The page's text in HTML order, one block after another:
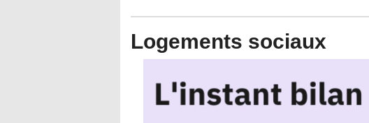
Logements sociaux